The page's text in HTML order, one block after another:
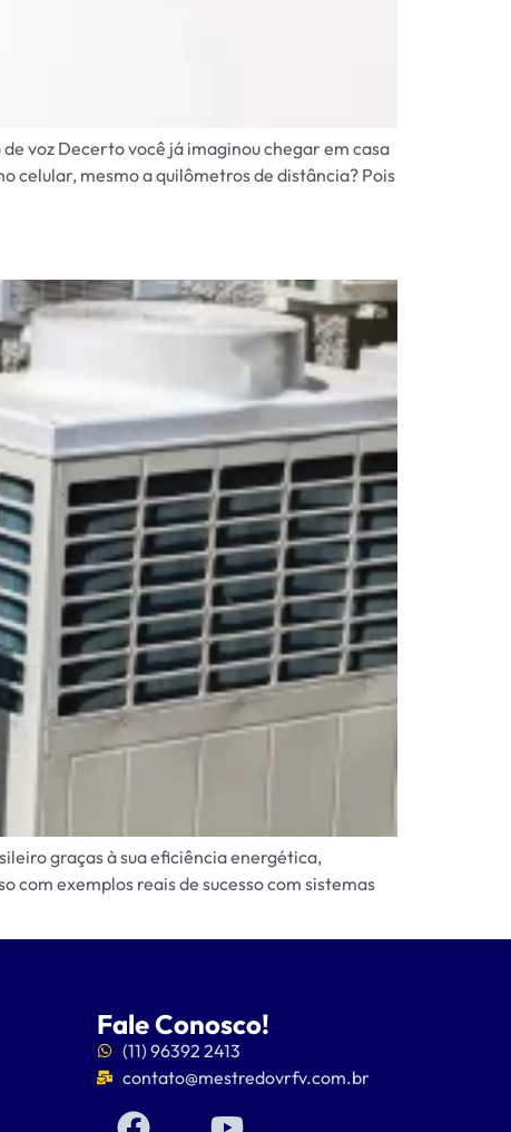
voz Decerto você já imaginou chegar em casa
celular, mesmo a quilômetros de distância? Pois
graças à sua eficiência energética,
com exemplos reais de sucesso com sistemas
Fale Conosco!
(11) 96392 2413
contato@mestredovrfv.com.br